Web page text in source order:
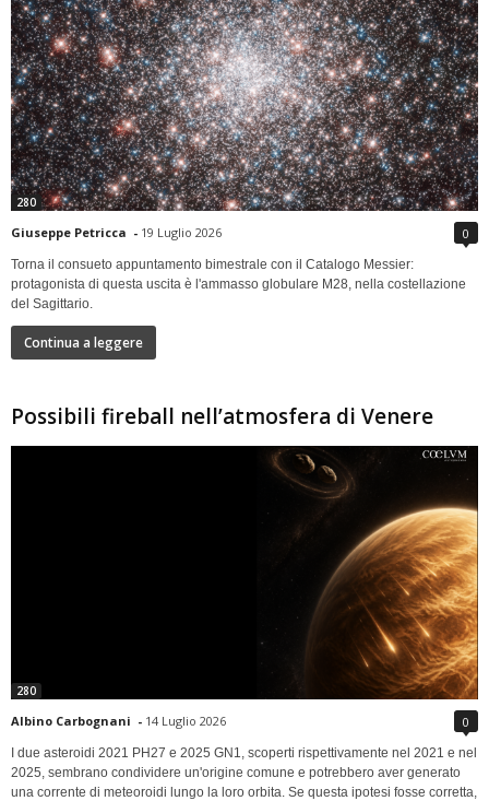
280
Giuseppe Petricca - 19 Luglio 2026 0
Torna il consueto appuntamento bimestrale con il Catalogo Messier:
protagonista di questa uscita è l'ammasso globulare M28, nella costellazione
del Sagittario.
Continua a leggere
Possibili fireball nell’atmosfera di Venere
280
Albino Carbognani - 14 Luglio 2026 0
I due asteroidi 2021 PH27 e 2025 GN1, scoperti rispettivamente nel 2021 e nel
2025, sembrano condividere un'origine comune e potrebbero aver generato
una corrente di meteoroidi lungo la loro orbita. Se questa ipotesi fosse corretta,